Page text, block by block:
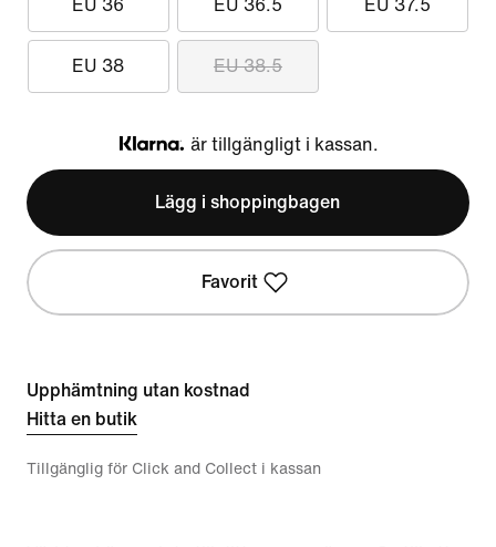
EU 36 EU 36.5 EU 37.5
EU 38 EU 38.5
Klarna
är tillgängligt i kassan.
Lägg i shoppingbagen
Favorit
Upphämtning utan kostnad
Hitta en butik
Tillgänglig för Click and Collect i kassan